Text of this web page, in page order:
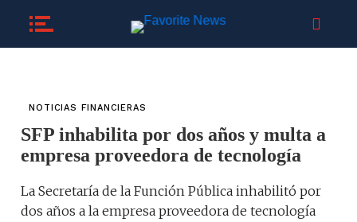
NOTICIAS FINANCIERAS
SFP inhabilita por dos años y multa a
empresa proveedora de tecnología
La Secretaría de la Función Pública inhabilitó por
dos años a la empresa proveedora de tecnología